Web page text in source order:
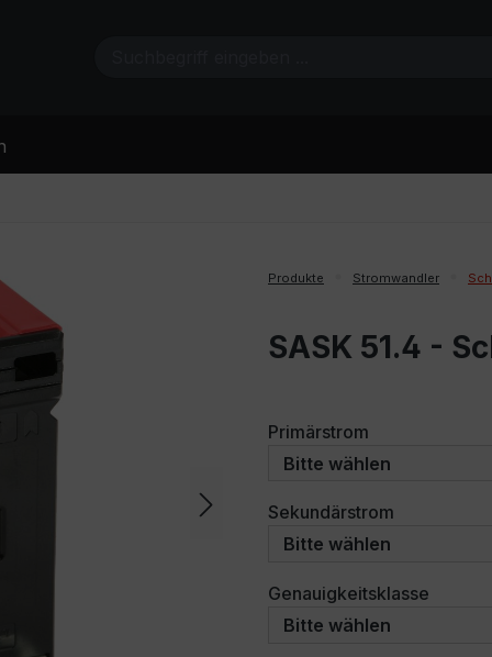
Produkte Stromwandler
SASK 51.4 -
Primärstrom
Sekundärstrom
Genauigkeitsklasse